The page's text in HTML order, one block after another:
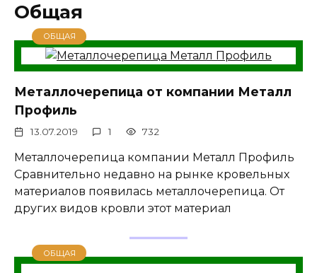
Общая
ОБЩАЯ
Металлочерепица от компании Металл
Профиль
13.07.2019 1 732
Металлочерепица компании Металл Профиль
Сравнительно недавно на рынке кровельных
материалов появилась металлочерепица. От
других видов кровли этот материал
ОБЩАЯ